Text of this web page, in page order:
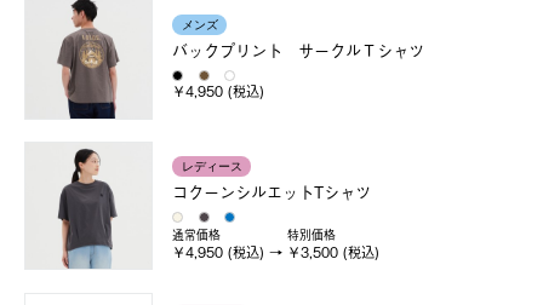
メンズ
バックプリント サークルＴシャツ
￥4,950 (税込)
レディース
コクーンシルエットTシャツ
通常価格
￥4,950 (税込)
特別価格
￥3,500 (税込)